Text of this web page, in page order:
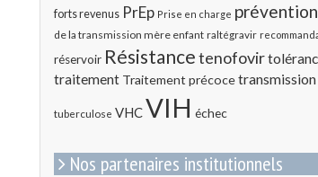
forts revenus PrEp Prise en charge prévention
de la transmission mère enfant raltégravir
réservoir Résistancetenofovir
traitement Traitement précocetransmission
tuberculose VHCVIH échec
Nos partenaires institutionnels